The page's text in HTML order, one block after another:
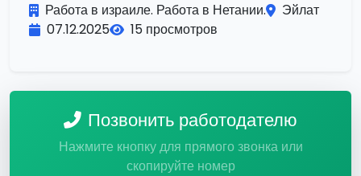
Работа в израиле. Работа в Нетании.
Эйлат
07.12.2025
15 просмотров
Позвонить работодателю
Нажмите кнопку для прямого звонка или
скопируйте номер